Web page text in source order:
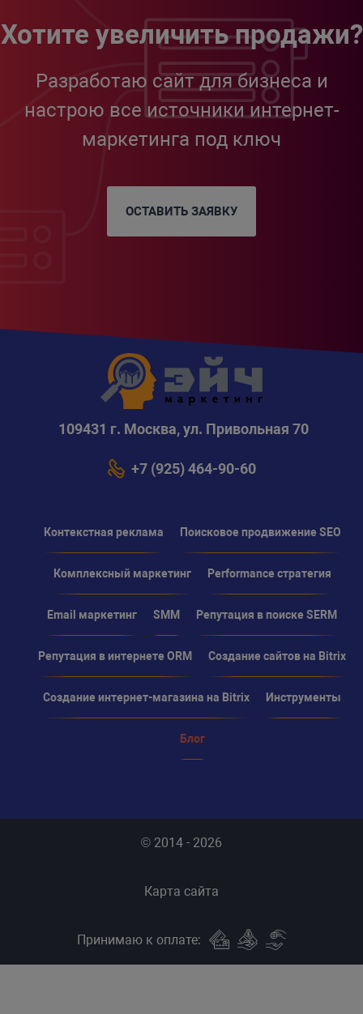
Хотите увеличить продажи?
Разработаю сайт для бизнеса и
настрою все источники интернет-
маркетинга под ключ
ОСТАВИТЬ ЗАЯВКУ
109431 г. Москва, ул. Привольная 70
+7 (925) 464-90-60
Контекстная реклама Поисковое продвижение SEO
Комплексный маркетинг Performance стратегия
Email маркетинг SMM Репутация в поиске SERM
Репутация в интернете ORM Создание сайтов на Bitrix
Создание интернет-магазина на Bitrix Инструменты
Блог
© 2014 - 2026
Карта сайта
Принимаю к оплате: